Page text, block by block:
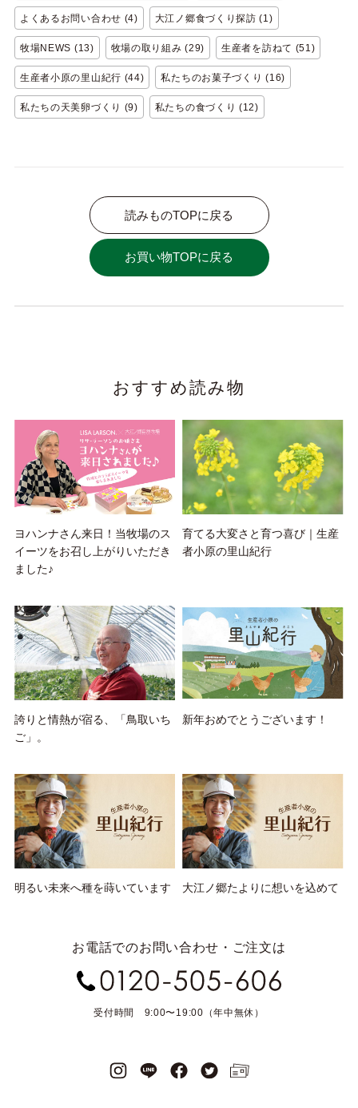
よくあるお問い合わせ (4) 大江ノ郷食づくり探訪 (1)
牧場NEWS (13) 牧場の取り組み (29) 生産者を訪ねて (51)
生産者小原の里山紀行 (44) 私たちのお菓子づくり (16)
私たちの天美卵づくり (9) 私たちの食づくり (12)
読みものTOPに戻る
お買い物TOPに戻る
おすすめ読み物
ヨハンナさん来日！当牧場のス
イーツをお召し上がりいただき
ました♪
育てる大変さと育つ喜び｜生産
者小原の里山紀行
誇りと情熱が宿る、「鳥取いち
ご」。
新年おめでとうございます！
明るい未来へ種を蒔いています 大江ノ郷たよりに想いを込めて
お電話でのお問い合わせ・ご注文は
受付時間 9:00〜19:00（年中無休）